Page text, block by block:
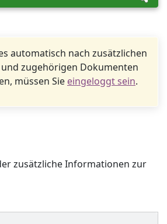
automatisch nach zusätzlichen
zugehörigen Dokumenten
müssen Sie eingeloggt sein.
zusätzliche Informationen zur